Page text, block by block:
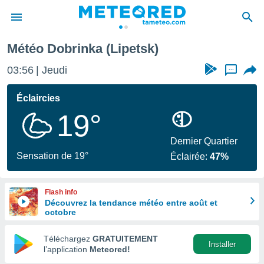
de
en
Météo Dobrinka (Lipetsk)
03:56 Jeudi ...
Éclaircies
19°
Sensation de 19°
Dernier Quartier
Éclairée:47%
Flash info
Découvrez la tendance météo entre août et
octobre
Téléchargez GRATUITEMENT
l’application Meteored!
Installer